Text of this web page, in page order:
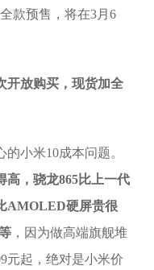
款预售，将在3月6
开放购买，现货加全
小米10成本问题。
高，骁龙865比上一代
AMOLED硬屏贵很
，因为做高端旗舰堆
元起，绝对是小米价